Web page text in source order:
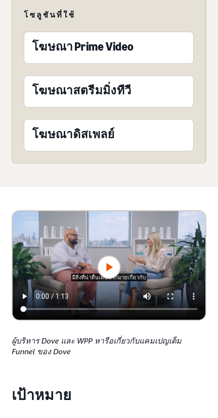
โซลูชันที่ใช้
โฆษณา Prime Video
โฆษณาสตรีมมิ่งทีวี
โฆษณาดิสเพลย์
ผู้บริหาร Dove และ WPP หารือเกี่ยวกับแคมเปญเต็ม
Funnel ของ Dove
เป้าหมาย